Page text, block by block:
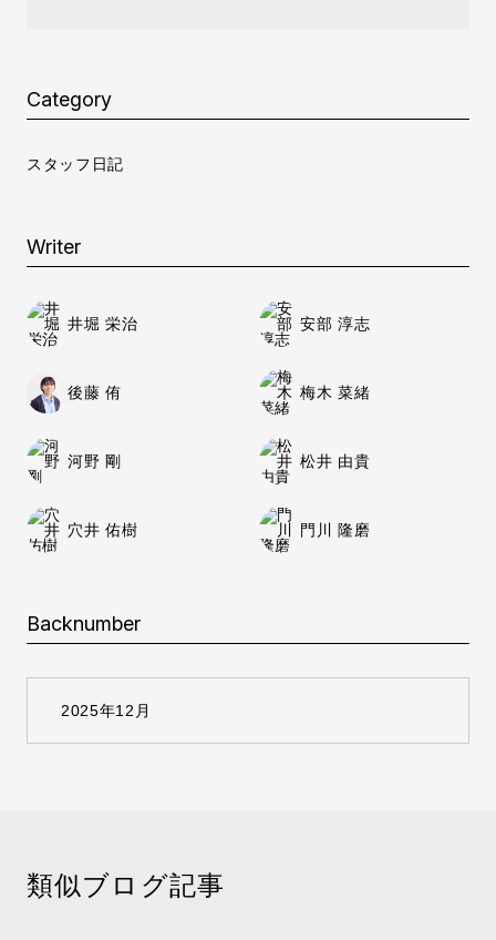
Category
スタッフ日記
Writer
井堀 栄治 安部 淳志
後藤 侑 梅木 菜緒
河野 剛 松井 由貴
穴井 佑樹 門川 隆磨
Backnumber
類似ブログ記事